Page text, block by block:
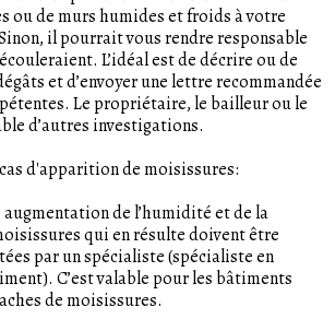
ou de murs humides et froids à votre
il pourrait vous rendre responsable
L’idéal est de décrire ou de
et d’envoyer une lettre recommandée
Le propriétaire, le bailleur ou le
d’autres investigations.
d'apparition de moisissures:
augmentation de l’humidité et de la
qui en résulte doivent être
par un spécialiste (spécialiste en
C’est valable pour les bâtiments
de moisissures.